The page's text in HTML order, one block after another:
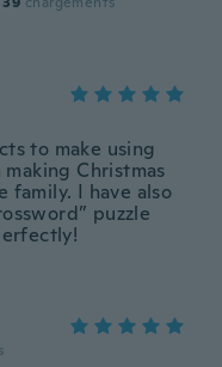
to make using
Christmas
family. I have also
puzzle